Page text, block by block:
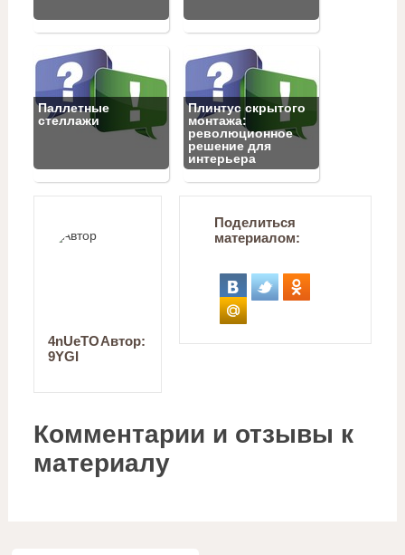
Паллетные
стеллажи
Плинтус скрытого
монтажа:
революционное
решение для
интерьера
Автор:
4nUeTO
9YGI
Поделиться
материалом:
Комментарии и отзывы к
материалу